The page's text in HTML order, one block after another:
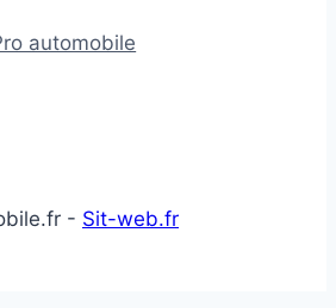
automobile
- Sit-web.fr